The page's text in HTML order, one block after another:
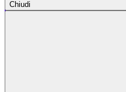
Chiudi